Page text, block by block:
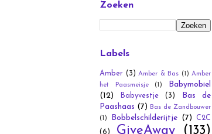
Zoeken
Labels
Amber (3) Amber & Bas (1) Amber
het Paasmeisje
(1)
Babymobiel
(12)
Babyvestje (3)
Bas de
Paashaas (7)
Bas de Zandbouwer
(1)
Bobbelschilderijtje (7)
C2C
(6)
GiveAway (133)